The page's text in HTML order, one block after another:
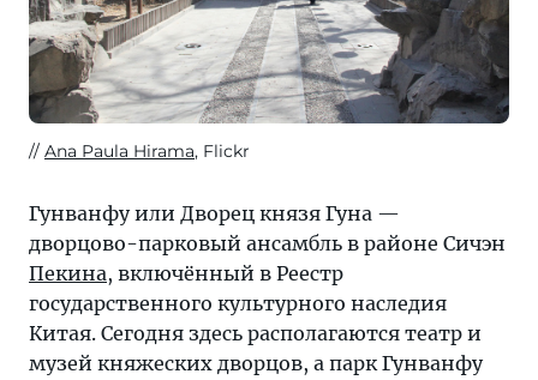
Ana Paula Hirama, Flickr
Гунванфу или Дворец князя Гуна —
дворцово-парковый ансамбль в районе Сичэн
Пекина, включённый в Реестр
государственного культурного наследия
Китая. Сегодня здесь располагаются театр и
музей княжеских дворцов, а парк Гунванфу